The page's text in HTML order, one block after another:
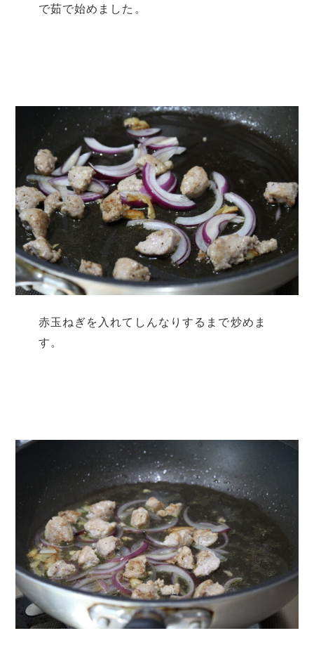
で茹で始めました。
赤玉ねぎを入れてしんなりするまで炒めま
す。